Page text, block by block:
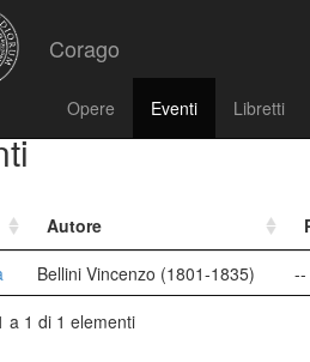
Corago
Opere Eventi Libretti
Autore
Bellini Vincenzo (1801-1835)
--
a 1 di 1 elementi